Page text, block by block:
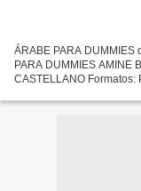
ÁRABE PARA DUMMIES
PARA DUMMIES AMINE
CASTELLANO Formatos: